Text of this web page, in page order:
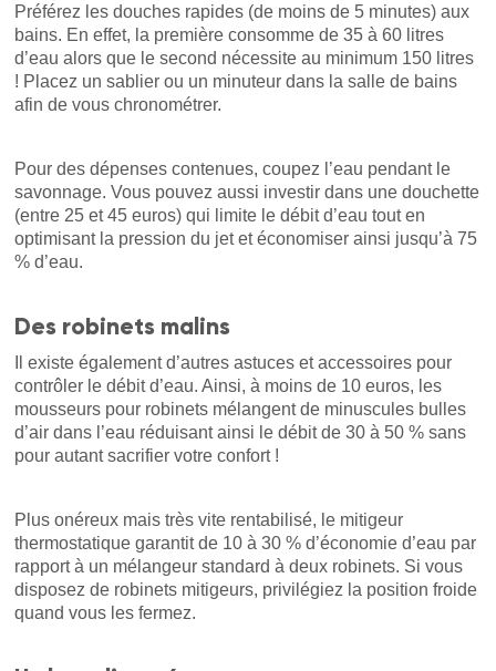
Préférez les douches rapides (de moins de 5 minutes) aux
bains. En effet, la première consomme de 35 à 60 litres
d’eau alors que le second nécessite au minimum 150 litres
! Placez un sablier ou un minuteur dans la salle de bains
afin de vous chronométrer.
Pour des dépenses contenues, coupez l’eau pendant le
savonnage. Vous pouvez aussi investir dans une douchette
(entre 25 et 45 euros) qui limite le débit d’eau tout en
optimisant la pression du jet et économiser ainsi jusqu’à 75
% d’eau.
Des robinets malins
Il existe également d’autres astuces et accessoires pour
contrôler le débit d’eau. Ainsi, à moins de 10 euros, les
mousseurs pour robinets mélangent de minuscules bulles
d’air dans l’eau réduisant ainsi le débit de 30 à 50 % sans
pour autant sacrifier votre confort !
Plus onéreux mais très vite rentabilisé, le mitigeur
thermostatique garantit de 10 à 30 % d’économie d’eau par
rapport à un mélangeur standard à deux robinets. Si vous
disposez de robinets mitigeurs, privilégiez la position froide
quand vous les fermez.